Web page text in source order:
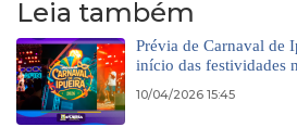
Leia também
Prévia de Carnaval de
início das festividades
10/04/2026 15:45